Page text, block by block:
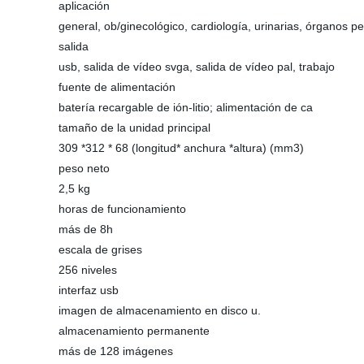
aplicación
general, ob/ginecológico, cardiología, urinarias, órganos
salida
usb, salida de vídeo svga, salida de vídeo pal, trabajo
fuente de alimentación
batería recargable de ión-litio; alimentación de ca
tamaño de la unidad principal
309 *312 * 68 (longitud* anchura *altura) (mm3)
peso neto
2,5 kg
horas de funcionamiento
más de 8h
escala de grises
256 niveles
interfaz usb
imagen de almacenamiento en disco u.
almacenamiento permanente
más de 128 imágenes